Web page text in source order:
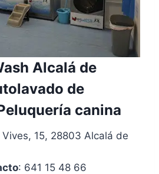
Alcalá de
de
canina
Vives, 15, 28803 Alcalá de
: 641 15 48 66